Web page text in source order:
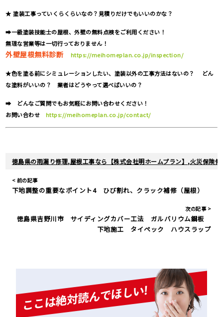
★ 塗装工事っていくらくらいなの？見積りだけでもいいのかな？
➡一級塗装技能士の屋根、外壁の無料点検をご利用ください！
無理な営業等は一切行っておりません！
外壁屋根無料診断 https://meihomeplan.co.jp/inspection/
★色を塗る前にシミュレーションしたい、塗装以外の工事方法はないの？ どん
な塗料がいいの？ 業者はどうやって選べばいいの？
➡ どんなご質問でもお気軽にお問い合わせください！
お問い合わせ
https://meihomeplan.co.jp/contact/
徳島県の雨漏り修理,屋根工事なら【株式会社明ホームプラン】,火災保険修
< 前の記事
下地調整の重要なポイント4 ひび割れ、クラック補修（屋根）
次の記事 >
徳島県吉野川市 サイディングカバー工法 ガルバリウム鋼板
下地施工 タイペック ハウスラップ